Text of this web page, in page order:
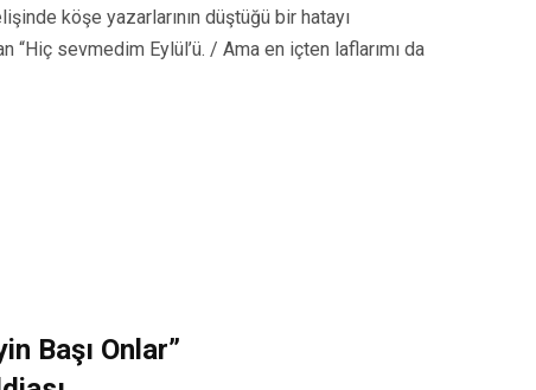
köşe yazarlarının düştüğü bir hatayı
“Hiç sevmedim Eylül’ü. / Ama en içten laflarımı da
Başı Onlar”